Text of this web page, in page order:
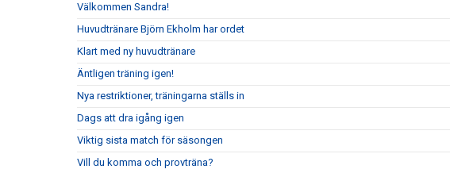
Välkommen Sandra!
Huvudtränare Björn Ekholm har ordet
Klart med ny huvudtränare
Äntligen träning igen!
Nya restriktioner, träningarna ställs in
Dags att dra igång igen
Viktig sista match för säsongen
Vill du komma och provträna?